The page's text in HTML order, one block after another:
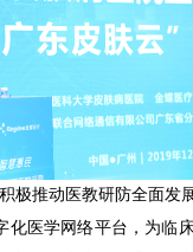
极推动医教研防全面发
医学网络平台，为临